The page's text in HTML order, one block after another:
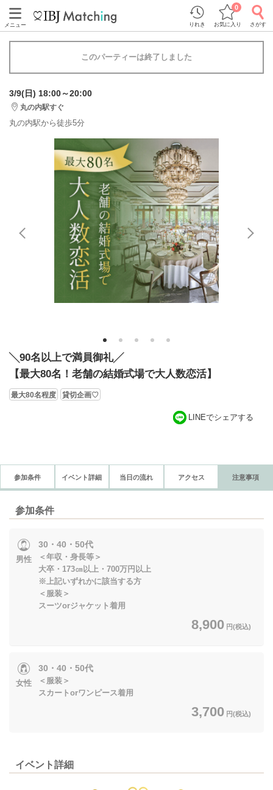
メニュー りれき お気に入り
0
さがす
このパーティーは終了しました
3/9(日) 18:00～20:00
丸の内駅すぐ
丸の内駅から徒歩5分
1 2 3 4 5
╲90名以上で満員御礼╱
【最大80名！老舗の結婚式場で大人数恋活】
最大80名程度 貸切企画♡
LINEでシェアする
参加条件 イベント詳細 当日の流れ アクセス 注意事項
参加条件
男性
30・40・50代
＜年収・身長等＞
大卒・173㎝以上・700万円以上
※上記いずれかに該当する方
＜服装＞
スーツorジャケット着用
8,900 円(税込)
女性
30・40・50代
＜服装＞
スカートorワンピース着用
3,700 円(税込)
イベント詳細